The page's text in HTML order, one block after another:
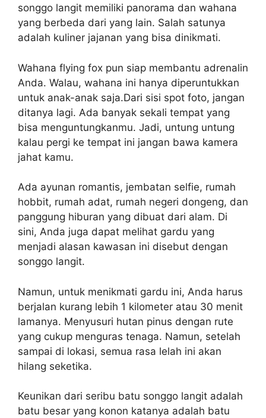
songgo langit memiliki panorama dan wahana
yang berbeda dari yang lain. Salah satunya
adalah kuliner jajanan yang bisa dinikmati.
Wahana flying fox pun siap membantu adrenalin
Anda. Walau, wahana ini hanya diperuntukkan
untuk anak-anak saja.Dari sisi spot foto, jangan
ditanya lagi. Ada banyak sekali tempat yang
bisa menguntungkanmu. Jadi, untung untung
kalau pergi ke tempat ini jangan bawa kamera
jahat kamu.
Ada ayunan romantis, jembatan selfie, rumah
hobbit, rumah adat, rumah negeri dongeng, dan
panggung hiburan yang dibuat dari alam. Di
sini, Anda juga dapat melihat gardu yang
menjadi alasan kawasan ini disebut dengan
songgo langit.
Namun, untuk menikmati gardu ini, Anda harus
berjalan kurang lebih 1 kilometer atau 30 menit
lamanya. Menyusuri hutan pinus dengan rute
yang cukup menguras tenaga. Namun, setelah
sampai di lokasi, semua rasa lelah ini akan
hilang seketika.
Keunikan dari seribu batu songgo langit adalah
batu besar yang konon katanya adalah batu